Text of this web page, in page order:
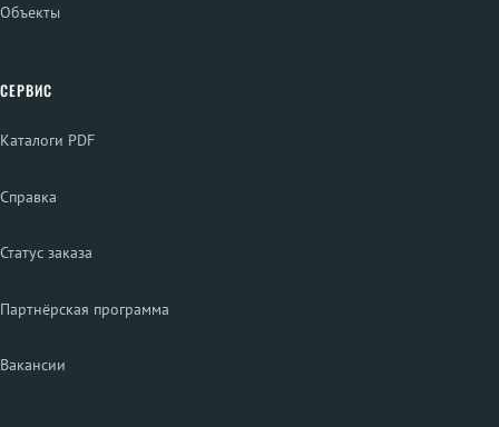
Объекты
СЕРВИС
Каталоги PDF
Справка
Статус заказа
Партнёрская программа
Вакансии